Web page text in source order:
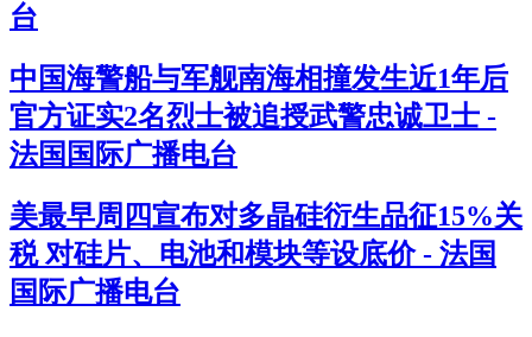
台
中国海警船与军舰南海相撞发生近1年后
官方证实2名烈士被追授武警忠诚卫士 -
法国国际广播电台
美最早周四宣布对多晶硅衍生品征15%关
税 对硅片、电池和模块等设底价 - 法国
国际广播电台